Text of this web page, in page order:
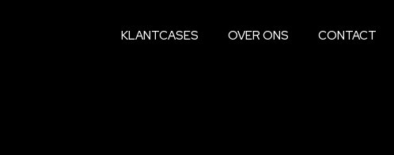
KLANTCASES OVER ONS CONTACT